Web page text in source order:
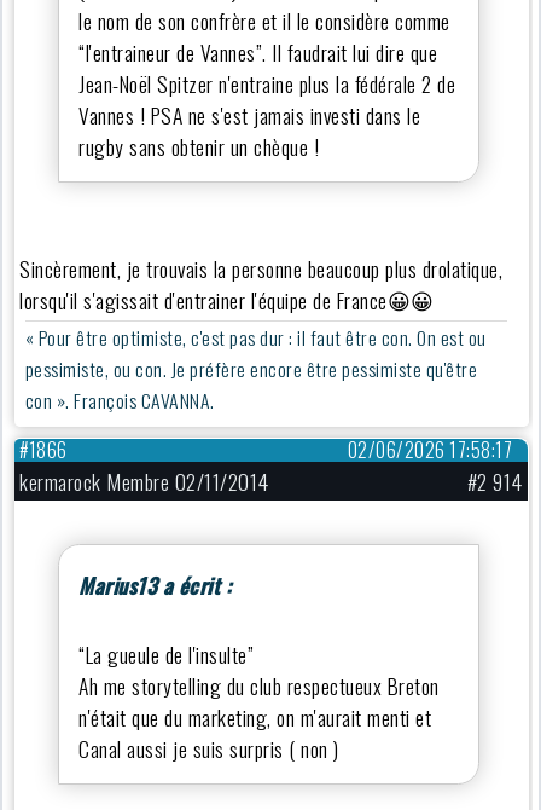
le nom de son confrère et il le considère comme
“l'entraineur de Vannes”. Il faudrait lui dire que
Jean-Noël Spitzer n'entraine plus la fédérale 2 de
Vannes ! PSA ne s'est jamais investi dans le
rugby sans obtenir un chèque !
Sincèrement, je trouvais la personne beaucoup plus drolatique,
lorsqu'il s'agissait d'entrainer l'équipe de France😀😀
« Pour être optimiste, c'est pas dur : il faut être con. On est ou
pessimiste, ou con. Je préfère encore être pessimiste qu'être
con ». François CAVANNA.
02/06/2026 17:58:17
#1866
kermarock Membre 02/11/2014 #2 914
Marius13 a écrit :
“La gueule de l'insulte”
Ah me storytelling du club respectueux Breton
n'était que du marketing, on m'aurait menti et
Canal aussi je suis surpris ( non )